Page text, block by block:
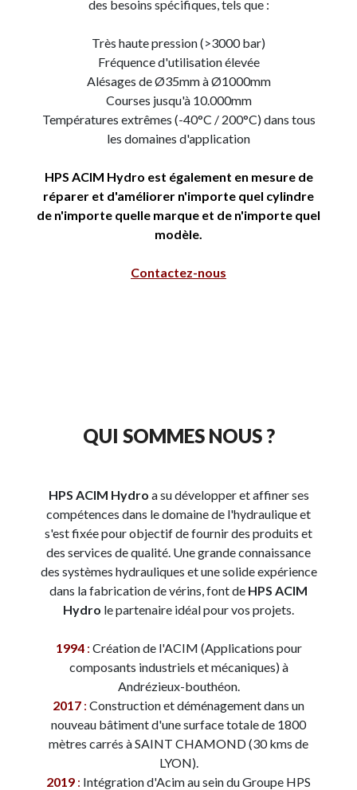
des besoins spécifiques, tels que :
Très haute pression (>3000 bar)
Fréquence d'utilisation élevée
Alésages de Ø35mm à Ø1000mm
Courses jusqu'à 10.000mm
Températures extrêmes (-40°C / 200°C) dans tous
les domaines d'application
HPS ACIM Hydro est également en mesure de
réparer et d'améliorer n'importe quel cylindre
de n'importe quelle marque et de n'importe quel
modèle.
Contactez-nous
QUI SOMMES NOUS ?
HPS ACIM Hydro a su développer et affiner ses
compétences dans le domaine de l'hydraulique et
s'est fixée pour objectif de fournir des produits et
des services de qualité. Une grande connaissance
des systèmes hydrauliques et une solide expérience
dans la fabrication de vérins, font de HPS ACIM
Hydro le partenaire idéal pour vos projets.
1994: Création de l'ACIM (Applications pour
composants industriels et mécaniques) à
Andrézieux-bouthéon.
2017 : Construction et déménagement dans un
nouveau bâtiment d'une surface totale de 1800
mètres carrés à SAINT CHAMOND (30 kms de
LYON).
2019 : Intégration d'Acim au sein du Groupe HPS